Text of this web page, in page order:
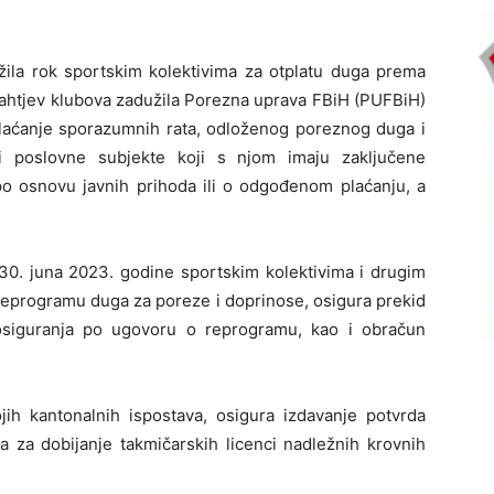
rok sportskim kolektivima za otplatu duga prema
klubova zadužila Porezna uprava FBiH (PUFBiH)
sporazumnih rata, odloženog poreznog duga i
subjekte koji s njom imaju zaključene
osnovu javnih prihoda ili o odgođenom plaćanju, a
juna 2023. godine sportskim kolektivima i drugim
duga za poreze i doprinose, osigura prekid
po ugovoru o reprogramu, kao i obračun
kantonalnih ispostava, osigura izdavanje potvrda
za dobijanje takmičarskih licenci nadležnih krovnih